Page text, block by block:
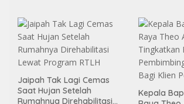
ke-81
Jaipah Tak Lagi Cemas
Saat Hujan Setelah
Rumahnya Direhabilitasi
Kepala